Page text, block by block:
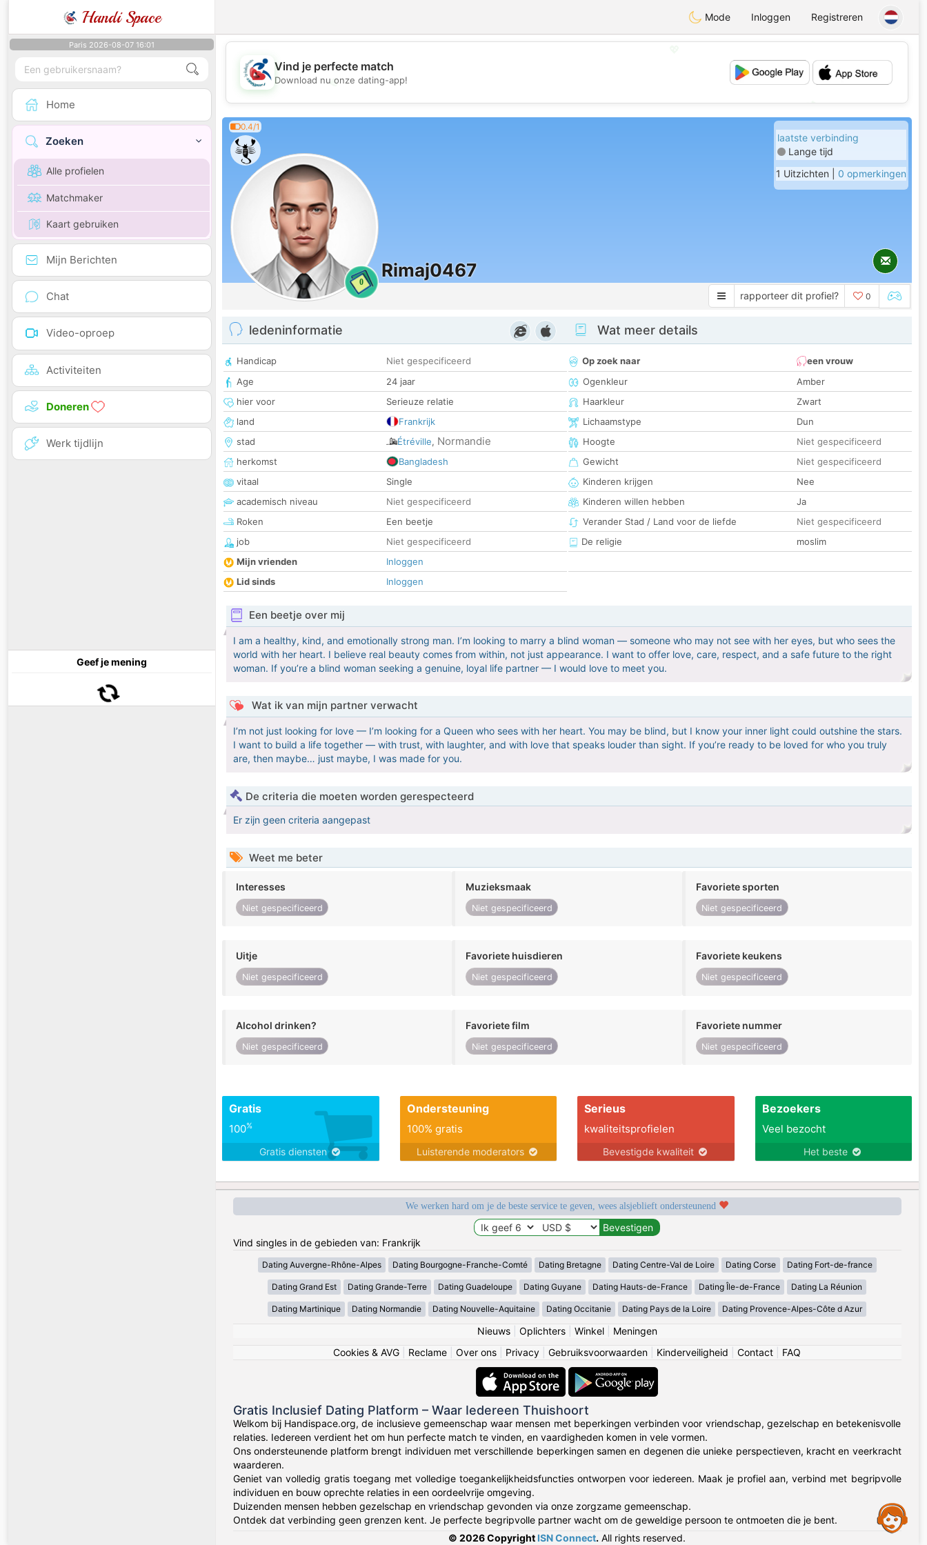
Handi Space Mode Inloggen Registreren
Paris 2026-08-07 16:01
Home
Zoeken
Alle profielen
Matchmaker
Kaart gebruiken
Mijn Berichten
Chat
Video-oproep
Activiteiten
Doneren
Werk tijdlijn
Geef je mening
💖
💕
Vind je perfecte match
Download nu onze dating-app!
0.4/1
0
Rimaj0467
laatste verbinding
Lange tijd
1 Uitzichten | 0 opmerkingen
rapporteer dit profiel? 0
ledeninformatie
Handicap
Niet gespecificeerd
Age
24 jaar
hier voor
Serieuze relatie
land
Frankrijk
stad
Étréville, Normandie
herkomst
Bangladesh
vitaal
Single
academisch niveau
Niet gespecificeerd
Roken
Een beetje
job
Niet gespecificeerd
Mijn vrienden
Inloggen
Lid sinds
Inloggen
Wat meer details
Op zoek naar
een vrouw
Ogenkleur
Amber
Haarkleur
Zwart
Lichaamstype
Dun
Hoogte
Niet gespecificeerd
Gewicht
Niet gespecificeerd
Kinderen krijgen
Nee
Kinderen willen hebben
Ja
Verander Stad / Land voor de liefde
Niet gespecificeerd
De religie
moslim
Een beetje over mij
I am a healthy, kind, and emotionally strong man. I’m looking to marry a blind woman — someone who may not see with her eyes, but who sees the
world with her heart. I believe real beauty comes from within, not just appearance. I want to offer love, care, respect, and a safe future to the right
woman. If you’re a blind woman seeking a genuine, loyal life partner — I would love to meet you.
Wat ik van mijn partner verwacht
I’m not just looking for love — I’m looking for a Queen who sees with her heart. You may be blind, but I know your inner light could outshine the stars.
I want to build a life together — with trust, with laughter, and with love that speaks louder than sight. If you’re ready to be loved for who you truly
are, then maybe… just maybe, I was made for you.
De criteria die moeten worden gerespecteerd
Er zijn geen criteria aangepast
Weet me beter
Interesses
Niet gespecificeerd
Muzieksmaak
Niet gespecificeerd
Favoriete sporten
Niet gespecificeerd
Uitje
Niet gespecificeerd
Favoriete huisdieren
Niet gespecificeerd
Favoriete keukens
Niet gespecificeerd
Alcohol drinken?
Niet gespecificeerd
Favoriete film
Niet gespecificeerd
Favoriete nummer
Niet gespecificeerd
Gratis
100%
Gratis diensten
Ondersteuning
100% gratis
Luisterende moderators
Serieus
kwaliteitsprofielen
Bevestigde kwaliteit
Bezoekers
Veel bezocht
Het beste
We werken hard om je de beste service te geven, wees alsjeblieft ondersteunend
Vind singles in de gebieden van: Frankrijk
Dating Auvergne-Rhône-Alpes Dating Bourgogne-Franche-Comté Dating Bretagne Dating Centre-Val de Loire Dating Corse Dating Fort-de-france
Dating Grand Est Dating Grande-Terre Dating Guadeloupe Dating Guyane Dating Hauts-de-France Dating Île-de-France Dating La Réunion
Dating Martinique Dating Normandie Dating Nouvelle-Aquitaine Dating Occitanie Dating Pays de la Loire Dating Provence-Alpes-Côte d Azur
Nieuws| Oplichters| Winkel| Meningen
Cookies & AVG
Reclame Over ons Privacy Gebruiksvoorwaarden Kinderveiligheid Contact FAQ
Gratis Inclusief Dating Platform – Waar Iedereen Thuishoort
Welkom bij Handispace.org, de inclusieve gemeenschap waar mensen met beperkingen verbinden voor vriendschap, gezelschap en betekenisvolle
relaties. Iedereen verdient het om hun perfecte match te vinden, en vaardigheden komen in vele vormen.
Ons ondersteunende platform brengt individuen met verschillende beperkingen samen en degenen die unieke perspectieven, kracht en veerkracht
waarderen.
Geniet van volledig gratis toegang met volledige toegankelijkheidsfuncties ontworpen voor iedereen. Maak je profiel aan, verbind met begripvolle
individuen en bouw oprechte relaties in een oordeelvrije omgeving.
Duizenden mensen hebben gezelschap en vriendschap gevonden via onze zorgzame gemeenschap.
Ontdek dat verbinding geen grenzen kent. Je perfecte begripvolle partner wacht om de geweldige persoon te ontmoeten die je bent.
© 2026 Copyright ISN Connect. All rights reserved.